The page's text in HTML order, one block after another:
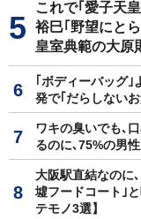
これで｢愛子天
裕巳｢野望にと
皇室典範の大原
｢ボディーバッグ
発で｢だらしない
ワキの臭いでも､
るのに､75%の男
大阪駅直結なのに
墟フードコート｣
テモノ3選】